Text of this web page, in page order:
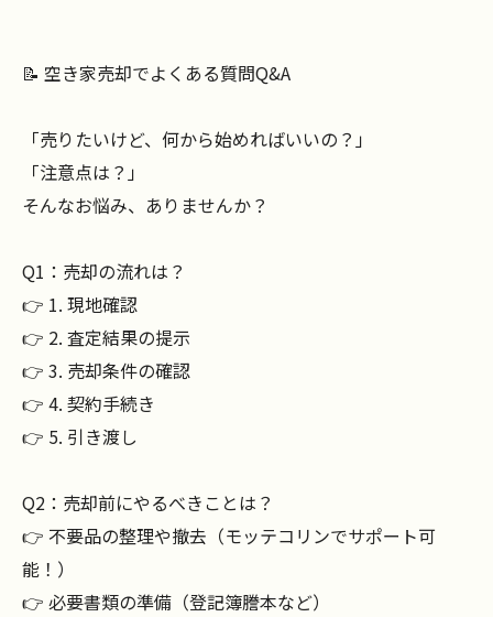
📝 空き家売却でよくある質問Q&A
「売りたいけど、何から始めればいいの？」
「注意点は？」
そんなお悩み、ありませんか？
Q1：売却の流れは？
👉 1. 現地確認
👉 2. 査定結果の提示
👉 3. 売却条件の確認
👉 4. 契約手続き
👉 5. 引き渡し
Q2：売却前にやるべきことは？
👉 不要品の整理や撤去（モッテコリンでサポート可
能！）
👉 必要書類の準備（登記簿謄本など）